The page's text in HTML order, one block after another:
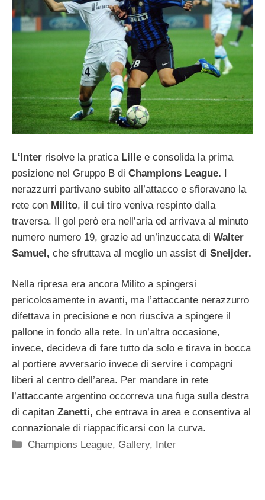
L‘Inter risolve la pratica Lille e consolida la prima
posizione nel Gruppo B di Champions League. I
nerazzurri partivano subito all’attacco e sfioravano la
rete con Milito, il cui tiro veniva respinto dalla
traversa. Il gol però era nell’aria ed arrivava al minuto
numero numero 19, grazie ad un’inzuccata di Walter
Samuel, che sfruttava al meglio un assist di Sneijder.
Nella ripresa era ancora Milito a spingersi
pericolosamente in avanti, ma l’attaccante nerazzurro
difettava in precisione e non riusciva a spingere il
pallone in fondo alla rete. In un’altra occasione,
invece, decideva di fare tutto da solo e tirava in bocca
al portiere avversario invece di servire i compagni
liberi al centro dell’area. Per mandare in rete
l’attaccante argentino occorreva una fuga sulla destra
di capitan Zanetti, che entrava in area e consentiva al
connazionale di riappacificarsi con la curva.
Categorie
Champions League, Gallery, Inter